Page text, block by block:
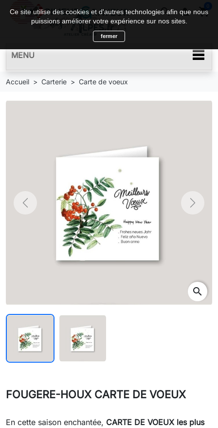
search  shopping_cart
0
MENU
Accueil Carterie Carte de voeux
Previous Next
search
FOUGERE-HOUX CARTE DE VOEUX
En cette saison enchantée, CARTE DE VOEUX les plus
Ce site utilise des cookies et d'autres technologies afin que nous
puissions améliorer votre expérience sur nos sites.
fermer